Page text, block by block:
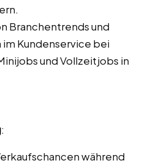
Branchentrends und
Kundenservice bei
und Vollzeitjobs in
:
während